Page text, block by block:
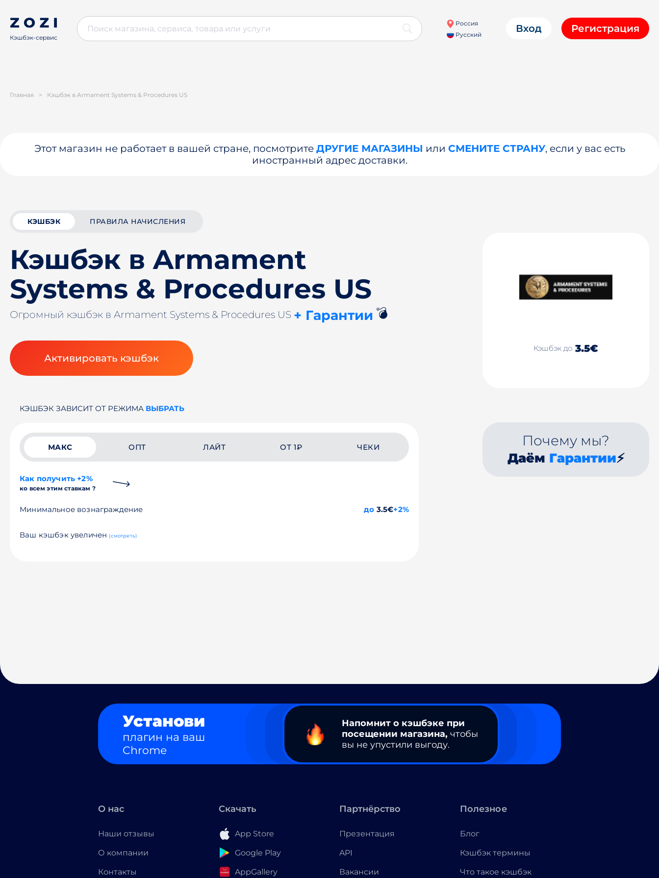
Кэшбэк-сервис
Россия
Русский
Вход Регистрация
Главная > Кэшбэк в Armament Systems & Procedures US
Этот магазин не работает в вашей стране, посмотрите ДРУГИЕ МАГАЗИНЫ или СМЕНИТЕ СТРАНУ, если у вас есть
иностранный адрес доставки.
КЭШБЭК ПРАВИЛА НАЧИСЛЕНИЯ
Кэшбэк в Armament
Systems & Procedures US
Огромный кэшбэк в Armament Systems & Procedures US + Гарантии 💣
Активировать кэшбэк
Кэшбэк до 3.5€
КЭШБЭК ЗАВИСИТ ОТ РЕЖИМА ВЫБРАТЬ
МАКС ОПТ ЛАЙТ ОТ 1₽ ЧЕКИ
Как получить +2%
ко всем этим ставкам ?
Минимальное вознаграждение до 3.5€+2%
Ваш кэшбэк увеличен (смотреть)
Почему мы?
Даём Гарантии⚡
Установи
плагин на ваш
Chrome
Напомнит о кэшбэке при
посещении магазина, чтобы
вы не упустили выгоду.
О нас
Наши отзывы
О компании
Контакты
Скачать
App Store
Google Play
AppGallery
Партнёрство
Презентация
API
Вакансии
Полезное
Блог
Кэшбэк термины
Что такое кэшбэк